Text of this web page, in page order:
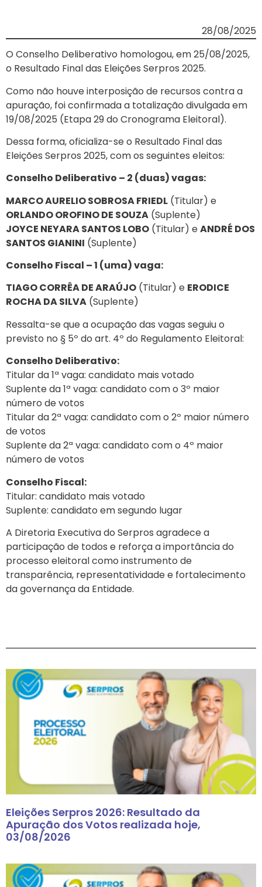
28/08/2025
O Conselho Deliberativo homologou, em 25/08/2025,
o Resultado Final das Eleições Serpros 2025.
Como não houve interposição de recursos contra a
apuração, foi confirmada a totalização divulgada em
19/08/2025 (Etapa 29 do Cronograma Eleitoral).
Dessa forma, oficializa-se o Resultado Final das
Eleições Serpros 2025, com os seguintes eleitos:
Conselho Deliberativo – 2 (duas) vagas:
MARCO AURELIO SOBROSA FRIEDL (Titular) e
ORLANDO OROFINO DE SOUZA (Suplente)
JOYCE NEYARA SANTOS LOBO (Titular) eANDRÉ DOS
SANTOS GIANINI (Suplente)
Conselho Fiscal – 1 (uma) vaga:
TIAGO CORRÊA DE ARAÚJO (Titular) e ERODICE
ROCHA DA SILVA (Suplente)
Ressalta-se que a ocupação das vagas seguiu o
previsto no § 5º do art. 4º do Regulamento Eleitoral:
Conselho Deliberativo:
Titular da 1ª vaga: candidato mais votado
Suplente da 1ª vaga: candidato com o 3º maior
número de votos
Titular da 2ª vaga: candidato com o 2º maior número
de votos
Suplente da 2ª vaga: candidato com o 4º maior
número de votos
Conselho Fiscal:
Titular: candidato mais votado
Suplente: candidato em segundo lugar
A Diretoria Executiva do Serpros agradece a
participação de todos e reforça a importância do
processo eleitoral como instrumento de
transparência, representatividade e fortalecimento
da governança da Entidade.
Eleições Serpros 2026: Resultado da
Apuração dos Votos realizada hoje,
03/08/2026